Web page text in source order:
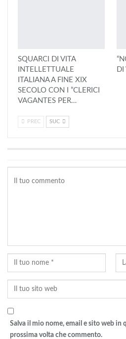
SQUARCI DI VITA
INTELLETTUALE
ITALIANA A FINE XIX
SECOLO CON I ”CLERICI
VAGANTES PER…
DI
PREC SUC
Salva il mio nome, email e sito web in
prossima volta che commento.